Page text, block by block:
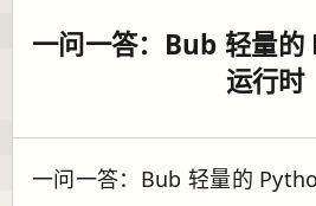
一问一答：Bub 轻量
运行时
一问一答：Bub 轻量的